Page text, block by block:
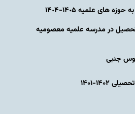
های علمیه ١۴٠۵-١۴٠۴
در مدرسه علمیه معصومیه
جنبی
۱۴۰۱